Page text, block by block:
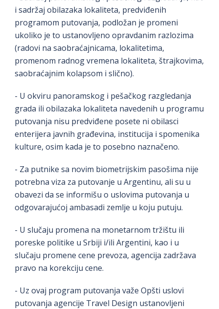
i sadržaj obilazaka lokaliteta, predviđenih
programom putovanja, podložan je promeni
ukoliko je to ustanovljeno opravdanim razlozima
(radovi na saobraćajnicama, lokalitetima,
promenom radnog vremena lokaliteta, štrajkovima,
saobraćajnim kolapsom i slično).
- U okviru panoramskog i pešačkog razgledanja
grada ili obilazaka lokaliteta navedenih u programu
putovanja nisu predviđene posete ni obilasci
enterijera javnih građevina, institucija i spomenika
kulture, osim kada je to posebno naznačeno.
- Za putnike sa novim biometrijskim pasošima nije
potrebna viza za putovanje u Argentinu, ali su u
obavezi da se informišu o uslovima putovanja u
odgovarajućoj ambasadi zemlje u koju putuju.
- U slučaju promena na monetarnom tržištu ili
poreske politike u Srbiji i/ili Argentini, kao i u
slučaju promene cene prevoza, agencija zadržava
pravo na korekciju cene.
- Uz ovaj program putovanja važe Opšti uslovi
putovanja agencije Travel Design ustanovljeni